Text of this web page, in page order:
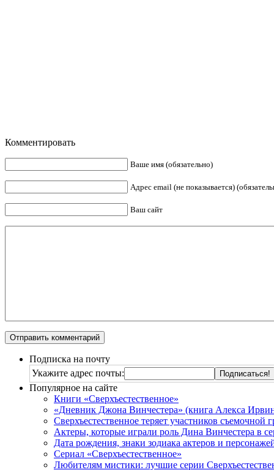
Комментировать
Ваше имя (обязательно)
Адрес email (не показывается)
Ваш сайт
Подписка на почту
Укажите адрес почты:
Популярное на сайте
Книги «Сверхъестественное»
«Дневник Джона Винчестера» (книга Алекса
Сверхъестественное теряет участников съемочной
Актеры, которые играли роль Дина Винчестера в
Дата рождения, знаки зодиака актеров и
Сериал «Сверхъестественное»
Любителям мистики: лучшие серии